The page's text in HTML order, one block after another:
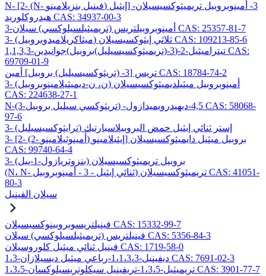
N- [2- (N- فينيل بنزيلامينو) إيثيل] -3- أمينوبروبيل تريميثوكسيسيلان
هيدروكلوريد CAS: 34937-00-3
3-أمينوبروبيلتريس (تريميثيلسيلوكسي) سيلان CAS: 25357-81-7
3- (ميثاكريلاميدوبروبيل) ثلاثي إيثوكسيسيلان CAS: 109213-85-6
1,1,3,3-تيتراميثيل-2-(3-(تريميثوكسيسيليل)بروبيل)جوانيدين CAS:
69709-01-9
تريس [3- (تريثوكسيسيليل) بروبيل] أمين CAS: 18784-74-2
3- (ن، ن-ديميثيلامينوبروبيل) أمينوبروبيل ميثيلديميثوكسيسيلان
CAS: 224638-27-1
N-(3-تريثوكسي سيليل بروبيل) -4,5-ديهيدرويميدازول CAS: 58068-
97-6
3- (ترايثوكسيسيليل) إستر ثنائي إيثيل حمض البروبيلاسبارتيك
3- [2- (2- أمينوثيلامينو) إيثيلامينو] بروبيل ميثيل دايميثوكسيسيلان
CAS: 99740-64-4
3- (بنزوتريازول-1-ييل) بروبيل تريميثوكسيسيلان
(N، N- ثنائي إيثيل - 3 - أمينوبروبيل) تريميثوكسيسيلان CAS: 41051-
80-3
سيلان الفينيل
فينيلتريسوبروبينوكسيسيلان CAS: 15332-99-7
فينيلتريس (تريميثيلسيلوكسي) سيلان CAS: 5356-84-3
فينيل ثنائي ميثيل كلوروسيلان CAS: 1719-58-0
1،3-ديفينيل-1،1،3،3-رباعي ميثيل ديسيلازان CAS: 7691-02-3
1،3،5-تريميثيل-1،3،5-تريفينيل سيكلوتريسيلوكسان CAS: 3901-77-7